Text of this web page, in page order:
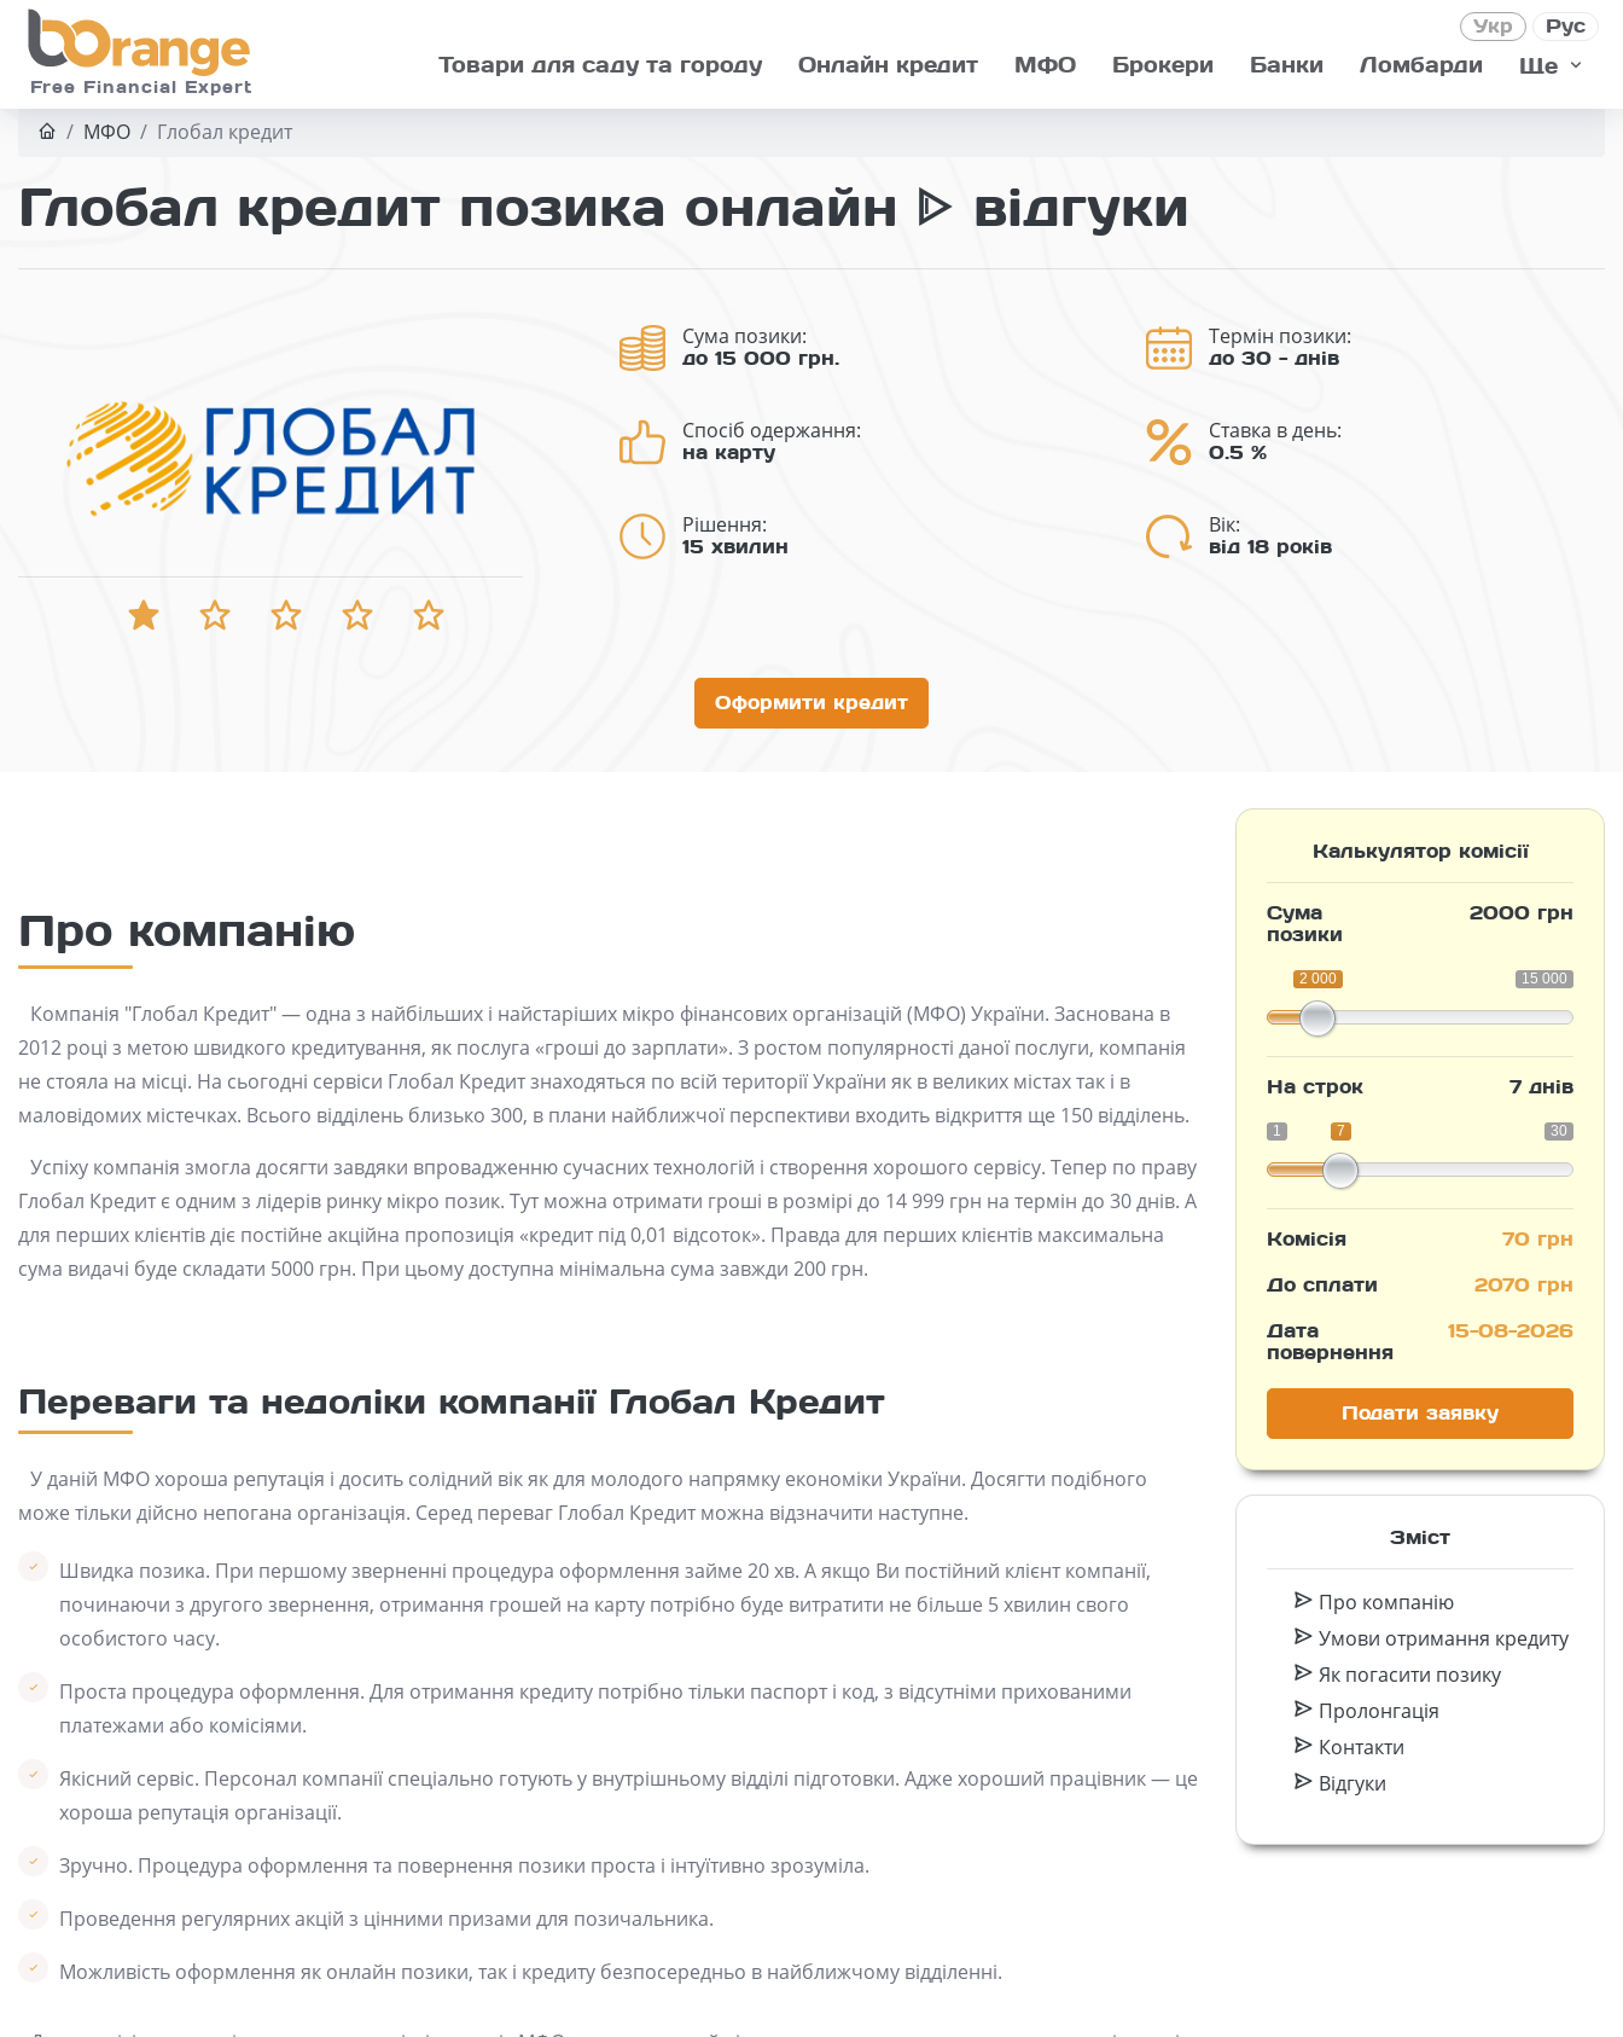
Skip to main
Free Financial Expert
Рус
Укр
Товари для саду та городу Онлайн кредит МФО Брокери Банки Ломбарди Ще
МФО Глобал кредит
Глобал кредит позика онлайн ᐈ відгуки
Сума позики:
до 15 000 грн.
Термін позики:
до 30 - днів
Спосіб одержання:
на карту
Ставка в день:
0.5 %
Рішення:
15 хвилин
Вік:
від 18 років
Оформити кредит
Про компанію
Компанія "Глобал Кредит" — одна з найбільших і найстаріших мікро фінансових організацій (МФО) України. Заснована в
2012 році з метою швидкого кредитування, як послуга «гроші до зарплати». З ростом популярності даної послуги, компанія
не стояла на місці. На сьогодні сервіси Глобал Кредит знаходяться по всій території України як в великих містах так і в
маловідомих містечках. Всього відділень близько 300, в плани найближчої перспективи входить відкриття ще 150 відділень.
Успіху компанія змогла досягти завдяки впровадженню сучасних технологій і створення хорошого сервісу. Тепер по праву
Глобал Кредит є одним з лідерів ринку мікро позик. Тут можна отримати гроші в розмірі до 14 999 грн на термін до 30 днів. А
для перших клієнтів діє постійне акційна пропозиція «кредит під 0,01 відсоток». Правда для перших клієнтів максимальна
сума видачі буде складати 5000 грн. При цьому доступна мінімальна сума завжди 200 грн.
Переваги та недоліки компанії Глобал Кредит
У даній МФО хороша репутація і досить солідний вік як для молодого напрямку економіки України. Досягти подібного
може тільки дійсно непогана організація. Серед переваг Глобал Кредит можна відзначити наступне.
Швидка позика. При першому зверненні процедура оформлення займе 20 хв. А якщо Ви постійний клієнт компанії,
починаючи з другого звернення, отримання грошей на карту потрібно буде витратити не більше 5 хвилин свого
особистого часу.
Проста процедура оформлення. Для отримання кредиту потрібно тільки паспорт і код, з відсутніми прихованими
платежами або комісіями.
Якісний сервіс. Персонал компанії спеціально готують у внутрішньому відділі підготовки. Адже хороший працівник — це
хороша репутація організації.
Зручно. Процедура оформлення та повернення позики проста і інтуїтивно зрозуміла.
Проведення регулярних акцій з цінними призами для позичальника.
Можливість оформлення як онлайн позики, так і кредиту безпосередньо в найближчому відділенні.
Калькулятор комісії
Сума
позики
2000 грн
15 000
2 000
На строк 7 днів
1 30
7
Комісія
70 грн
До сплати
2070 грн
Дата
повернення
15-08-2026
Подати заявку
Зміст
Про компанію
Умови отримання кредиту
Як погасити позику
Пролонгація
Контакти
Відгуки